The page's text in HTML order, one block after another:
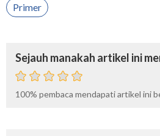
Primer
Sejauh manakah artikel ini
100% pembaca mendapati artikel ini